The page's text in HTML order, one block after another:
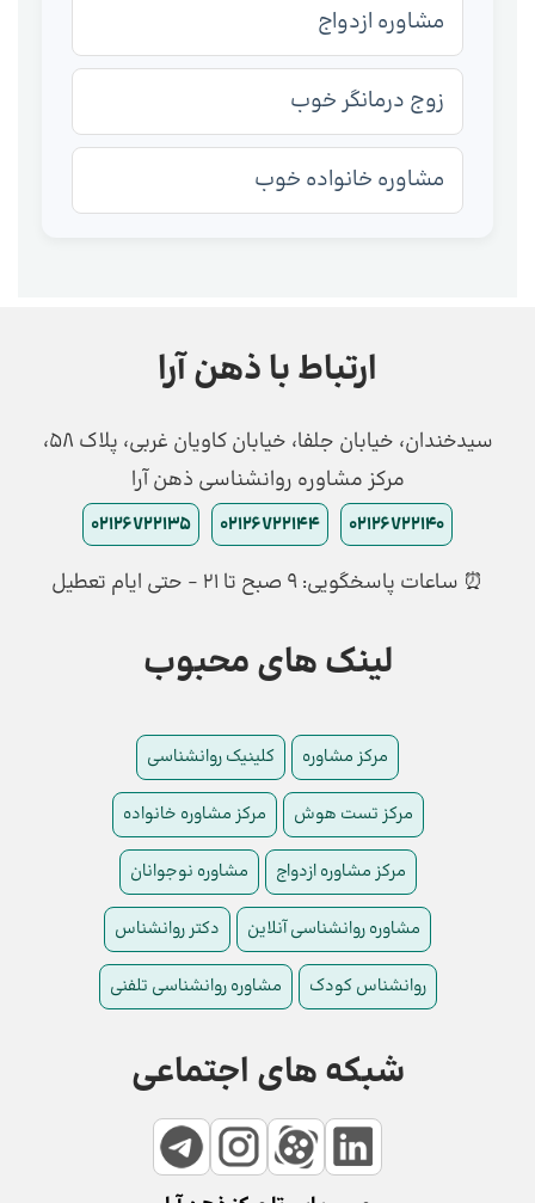
مشاوره ازدواج
زوج درمانگر خوب
مشاوره خانواده خوب
ارتباط با ذهن آرا
سیدخندان، خیابان جلفا، خیابان کاویان غربی، پلاک 58،
مرکز مشاوره روانشناسی ذهن آرا
02126722140
02126722144
02126722135
⏰ ساعات پاسخگویی: ۹ صبح تا ۲۱ - حتی ایام تعطیل
لینک های محبوب
مرکز مشاوره کلینیک روانشناسی
مرکز تست هوش مرکز مشاوره خانواده
مرکز مشاوره ازدواج مشاوره نوجوانان
مشاوره روانشناسی آنلاین دکتر روانشناس
روانشناس کودک مشاوره روانشناسی تلفنی
شبکه های اجتماعی